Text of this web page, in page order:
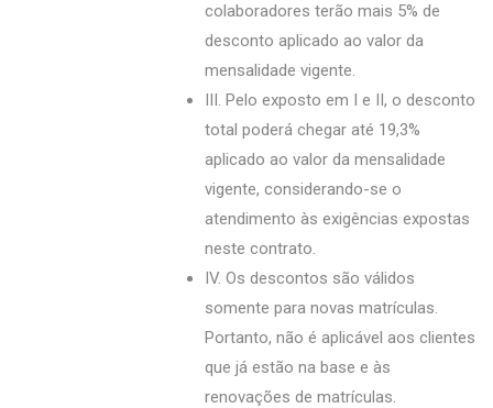
colaboradores terão mais 5% de
desconto aplicado ao valor da
mensalidade vigente.
III. Pelo exposto em I e II, o desconto
total poderá chegar até 19,3%
aplicado ao valor da mensalidade
vigente, considerando-se o
atendimento às exigências expostas
neste contrato.
IV. Os descontos são válidos
somente para novas matrículas.
Portanto, não é aplicável aos clientes
que já estão na base e às
renovações de matrículas.